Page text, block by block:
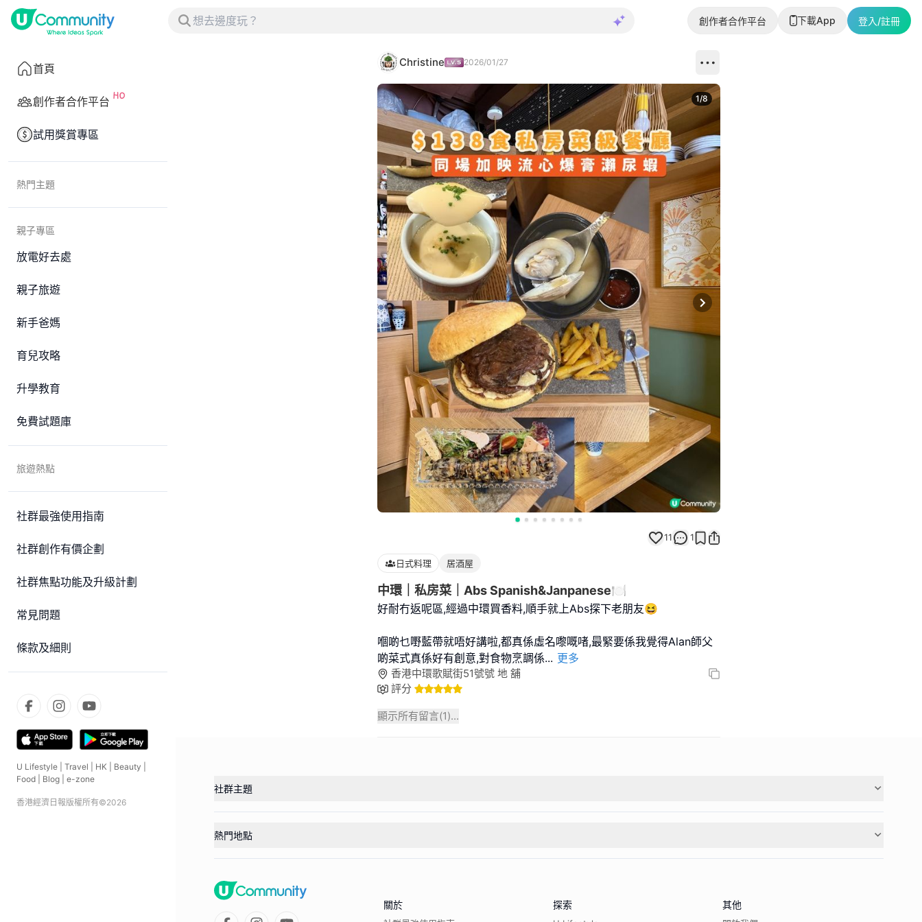
創作者合作平台 下載App 登入/註冊
首頁
創作者合作平台
試用獎賞專區
熱門主題
親子專區
放電好去處
親子旅遊
新手爸媽
育兒攻略
升學教育
免費試題庫
旅遊熱點
社群最強使用指南
社群創作有價企劃
社群焦點功能及升級計劃
常見問題
條款及細則
U Lifestyle Travel HK Beauty
Food
Blog e-zone
香港經濟日報版權所有©2026
Christine 2026/01/27
Next slide
1/8
11 1
日式料理 居酒屋
中環｜私房菜｜Abs Spanish&Janpanese🍽️
好耐冇返呢區,經過中環買香料,順手就上Abs探下老朋友😆
嗰啲乜嘢藍帶就唔好講啦,都真係虛名嚟嘅啫,最緊要係我覺得Alan師父
啲菜式真係好有創意,對食物烹調係... 更多
香港中環歌賦街51號號 地 舖
評分
顯示所有留言(1)...
社群主題
熱門地點
關於 探索 其他